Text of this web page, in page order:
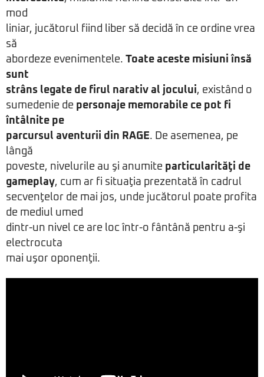
mod
liniar, jucătorul fiind liber să decidă în ce ordine vrea
să
abordeze evenimentele. Toate aceste misiuni însă
sunt
strâns legate de firul narativ al jocului, existând o
sumedenie de personaje memorabile ce pot fi
întâlnite pe
parcursul aventurii din RAGE. De asemenea, pe
lângă
poveste, nivelurile au şi anumite particularităţi de
gameplay, cum ar fi situaţia prezentată în cadrul
secvenţelor de mai jos, unde jucătorul poate profita
de mediul umed
dintr-un nivel ce are loc într-o fântână pentru a-şi
electrocuta
mai uşor oponenţii.